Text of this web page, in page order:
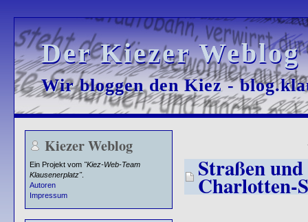
Der Kiezer
Der Kiezer
Wir bloggen den Kiez -
Wir bloggen den Kiez -
Kiezer Weblog
Ein Projekt vom "Kiez-Web-Team
Klausenerplatz".
Autoren
Impressum
Straßen
Charlotten-